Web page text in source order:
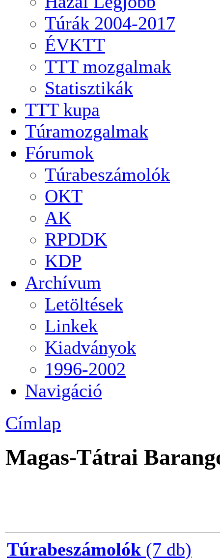
Túrák 2004-2017
ÉVKTT
TTT mozgalmak
Statisztikák
TTT kupa
Túramozgalmak
Fórumok
Túrabeszámolók
OKT
AK
RPDDK
KDP
Archívum
Letöltések
Linkek
Kiadványok
1996-2002
Navigáció
Címlap
Magas-Tátrai
Túrabeszámolók (7 db)